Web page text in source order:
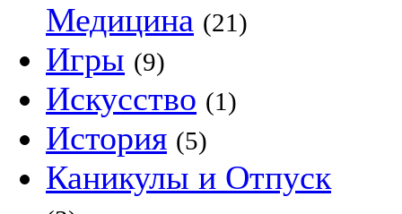
Медицина (21)
Игры (9)
Искусство (1)
История (5)
Каникулы и Отпуск